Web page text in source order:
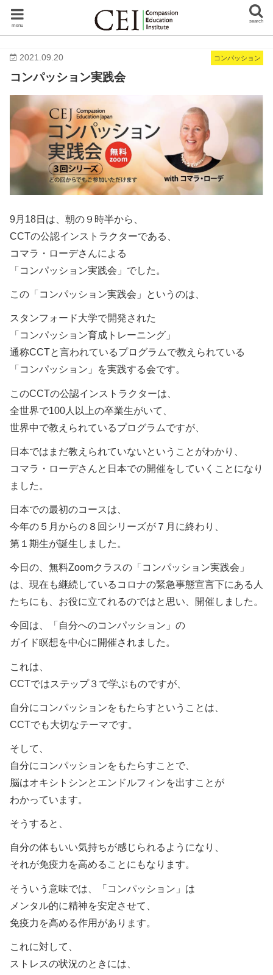
search
menu
コンパッション
2021.09.20
コンパッション実践会
9月18日は、朝の９時半から、
CCTの公認インストラクターである、
コマラ・ローデさんによる
「コンパッション実践会」でした。
この「コンパッション実践会」というのは、
スタンフォード大学で開発された
「コンパッション育成トレーニング」
通称CCTと言われているプログラムで教えられている
「コンパッション」を実践する会です。
このCCTの公認インストラクターは、
全世界で100人以上の卒業生がいて、
世界中で教えられているプログラムですが、
日本ではまだ教えられていないということがわかり、
コマラ・ローデさんと日本での開催をしていくことになり
ました。
日本での最初のコースは、
今年の５月からの８回シリーズが７月に終わり、
第１期生が誕生しました。
今日の、無料Zoomクラスの「コンパッション実践会」
は、現在も継続しているコロナの緊急事態宣言下にある人
たちにも、お役に立てれるのではと思い、開催しました。
今回は、「自分へのコンパッション」の
ガイド瞑想を中心に開催されました。
これは、
CCTではステップ３で学ぶものですが、
自分にコンパッションをもたらすということは、
CCTでも大切なテーマです。
そして、
自分にコンパッションをもたらすことで、
脳はオキシトシンとエンドルフィンを出すことが
わかっています。
そうすると、
自分の体もいい気持ちが感じられるようになり、
それが免疫力を高めることにもなります。
そういう意味では、「コンパッション」は
メンタル的に精神を安定させて、
免疫力を高める作用があります。
これに対して、
ストレスの状況のときには、